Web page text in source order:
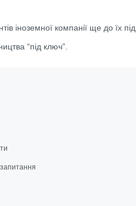
іноземної компанії ще до їх
“під ключ”.
запитання